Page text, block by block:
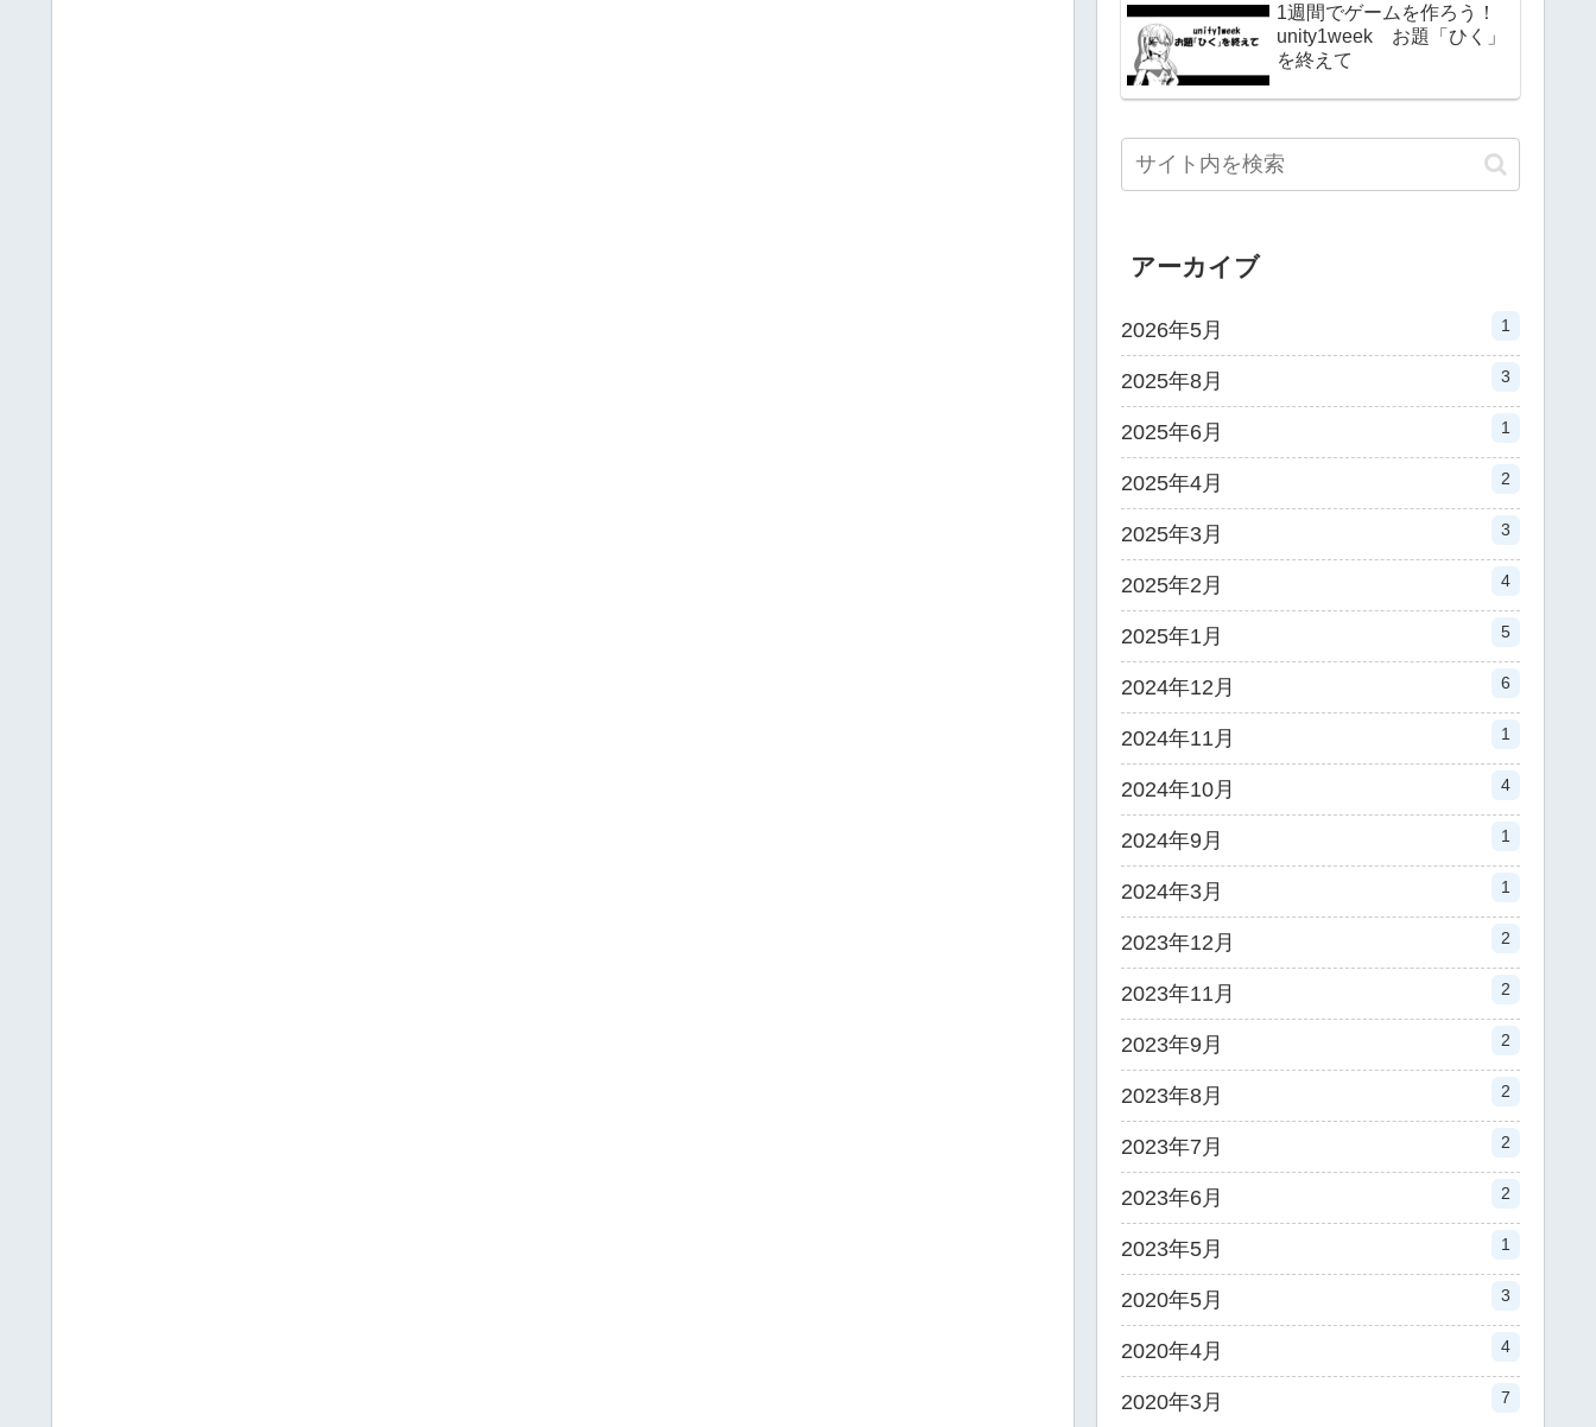
1週間でゲームを作ろう！
unity1week お題「ひく」
を終えて
アーカイブ
2026年5月 1
2025年8月 3
2025年6月 1
2025年4月 2
2025年3月 3
2025年2月 4
2025年1月 5
2024年12月 6
2024年11月 1
2024年10月 4
2024年9月 1
2024年3月 1
2023年12月 2
2023年11月 2
2023年9月 2
2023年8月 2
2023年7月 2
2023年6月 2
2023年5月 1
2020年5月 3
2020年4月 4
2020年3月 7